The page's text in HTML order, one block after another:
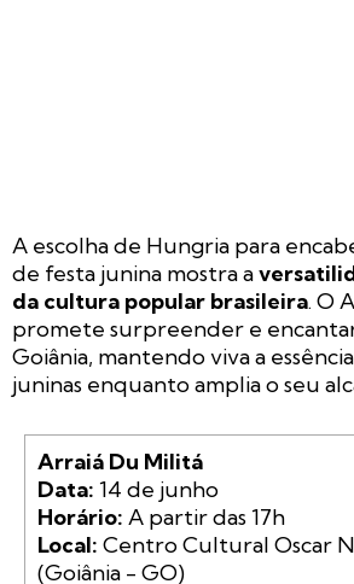
A escolha de Hungria para
de festa junina mostra a
da cultura popular brasileira. O
promete surpreender e
Goiânia, mantendo viva a
juninas enquanto amplia o seu
Arraiá Du Militá
Data:
Horário:
Local: Centro Cultural Oscar